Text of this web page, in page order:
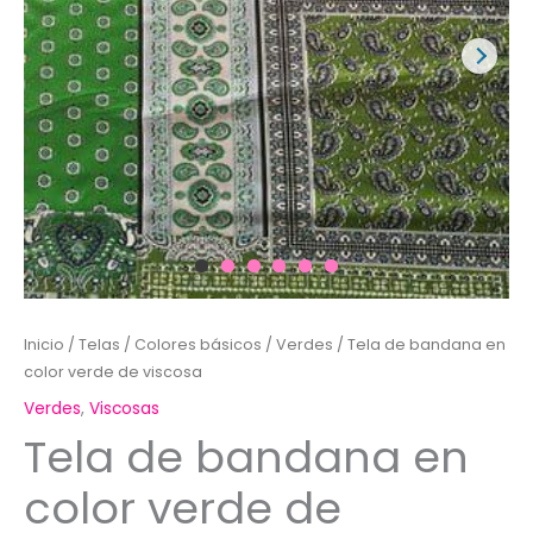
Inicio / Telas / Colores básicos / Verdes / Tela de bandana en
color verde de viscosa
Verdes, Viscosas
Tela de bandana en
color verde de